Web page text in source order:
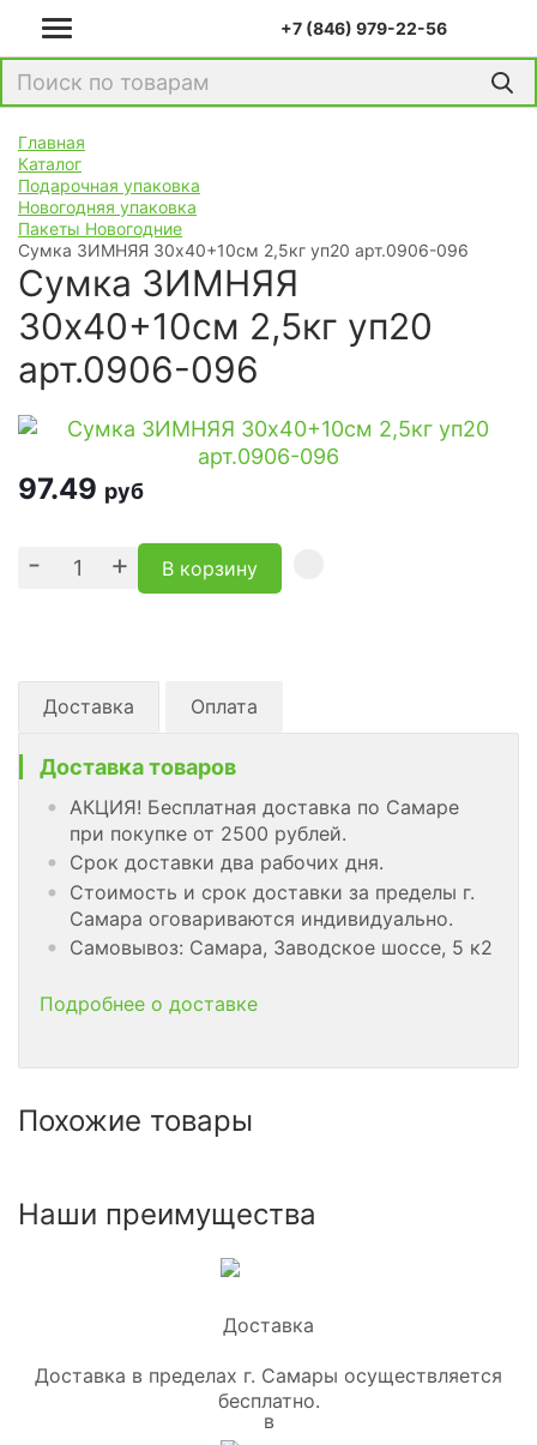
+7 (846) 979-22-56
Главная
Каталог
Подарочная упаковка
Новогодняя упаковка
Пакеты Новогодние
Сумка ЗИМНЯЯ 30х40+10см 2,5кг уп20 арт.0906-096
Сумка ЗИМНЯЯ
30х40+10см 2,5кг уп20
арт.0906-096
97.49 руб
- + В корзину
Доставка Оплата
Доставка товаров
АКЦИЯ! Бесплатная доставка по Самаре
при покупке от 2500 рублей.
Срок доставки два рабочих дня.
Стоимость и срок доставки за пределы г.
Самара оговариваются индивидуально.
Самовывоз: Самара, Заводское шоссе, 5 к2
Подробнее о доставке
Похожие товары
Наши преимущества
Доставка в пределах г. Самары осуществляется
бесплатно.